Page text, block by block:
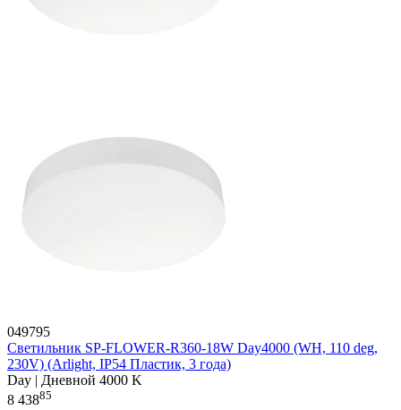
049795
Светильник SP-FLOWER-R360-18W Day4000 (WH, 110 deg,
230V) (Arlight, IP54 Пластик, 3 года)
Day | Дневной 4000 K
8 43885